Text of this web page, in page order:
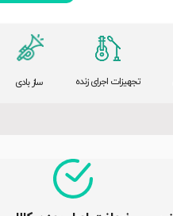
تجهیزات اجرای زنده ساز بادی